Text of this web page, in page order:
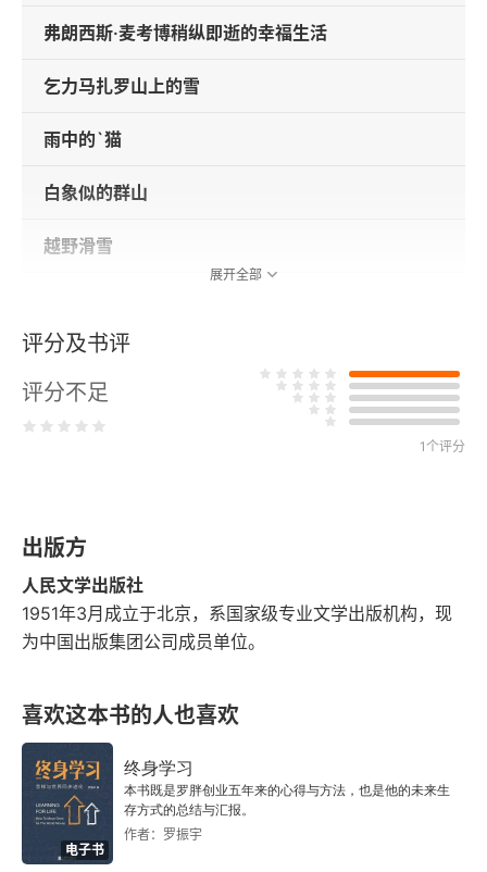
弗朗西斯·麦考博稍纵即逝的幸福生活
乞力马扎罗山上的雪
雨中的`猫
白象似的群山
越野滑雪
在密歇根北部
祖国对你说什么？
一个很短的小故事
平庸的故事
我躺下
暴风劫
展开全部
评分及书评
评分不足
1个评分
出版方
人民文学出版社
1951年3月成立于北京，系国家级专业文学出版机构，现
为中国出版集团公司成员单位。
喜欢这本书的人也喜欢
电子书
终身学习
本书既是罗胖创业五年来的心得与方法，也是他的未来生
存方式的总结与汇报。
作者：罗振宇